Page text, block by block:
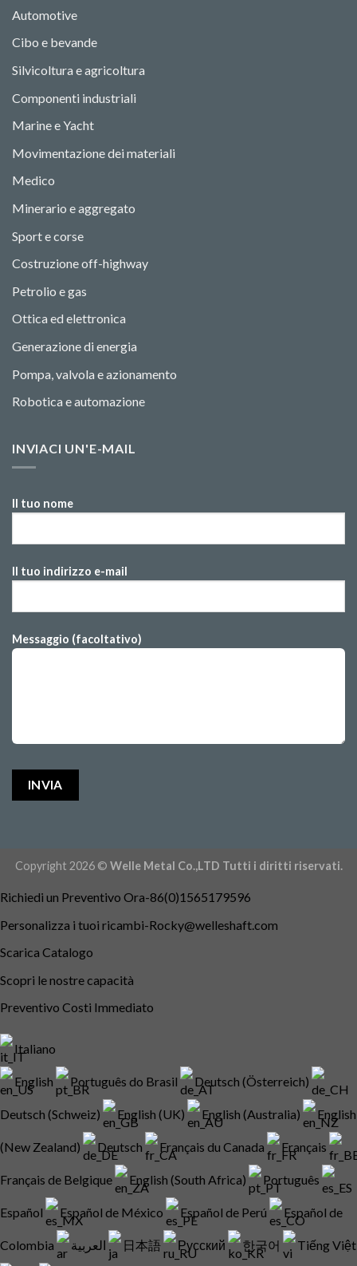
Automotive
Cibo e bevande
Silvicoltura e agricoltura
Componenti industriali
Marine e Yacht
Movimentazione dei materiali
Medico
Minerario e aggregato
Sport e corse
Costruzione off-highway
Petrolio e gas
Ottica ed elettronica
Generazione di energia
Pompa, valvola e azionamento
Robotica e automazione
INVIACI UN'E-MAIL
Il tuo nome
Il tuo indirizzo e-mail
Messaggio (facoltativo)
Copyright 2026 © Welle Metal Co.,LTD Tutti i diritti riservati.
Richiedi un Preventivo Ora-86(0)1565179596
Personalizza i tuoi ricambi-Rocky@welleshaft.com
Scarica Catalogo
Scopri le nostre capacità
Preventivo Costi Immediato
Italiano
English Português do Brasil Deutsch (Österreich)
Deutsch (Schweiz) English (UK) English (Australia) English
(New Zealand) Deutsch Français du Canada Français
Français de Belgique English (South Africa) Português
Español Español de México Español de Perú Español de
Colombia 日本語 Русский 한국어 Tiếng Việt